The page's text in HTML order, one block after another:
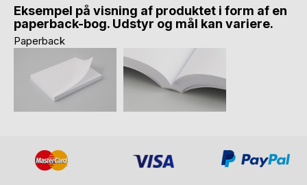
Eksempel på visning af produktet i form af en
paperback-bog. Udstyr og mål kan variere.
Paperback